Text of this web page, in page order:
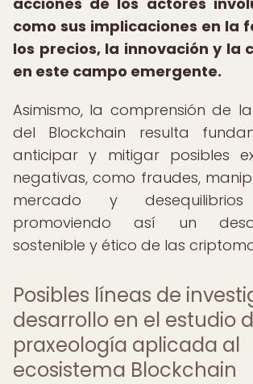
como sus implicaciones en la
los precios, la innovación y la
en este campo emergente.
Asimismo, la comprensión de
del Blockchain resulta
anticipar y mitigar posibles
negativas, como fraudes,
mercado y desequilibrios
promoviendo así un
sostenible y ético de las
Posibles líneas de
desarrollo en el estudio
praxeología aplicada al
ecosistema Blockchain